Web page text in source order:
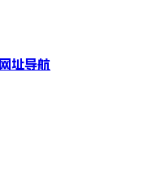
网址导航